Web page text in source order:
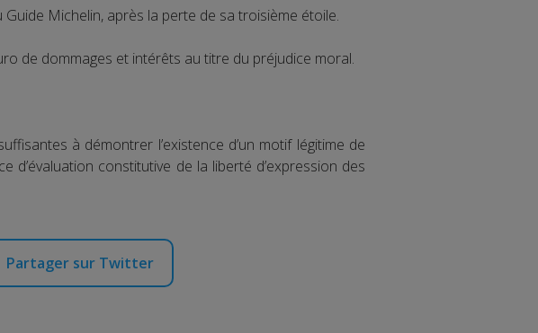
Michelin, après la perte de sa troisième étoile.
de dommages et intérêts au titre du préjudice moral.
à démontrer l’existence d’un motif légitime de
d’évaluation constitutive de la liberté d’expression des
Partager sur Twitter